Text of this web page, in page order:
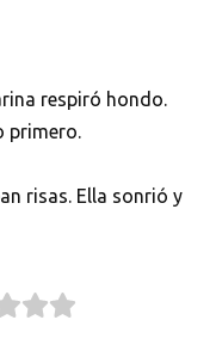
respiró hondo.
primero.
risas. Ella sonrió y